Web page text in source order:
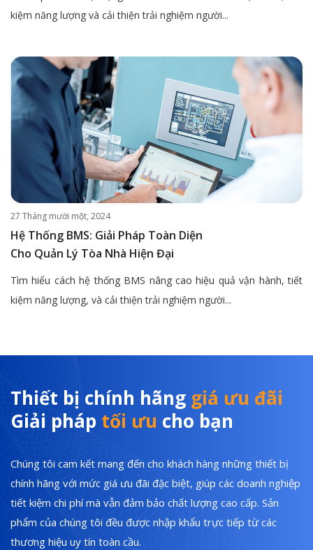
kiệm năng lượng và cải thiện trải nghiệm người...
27 Tháng mười một, 2024
Hệ Thống BMS: Giải Pháp Toàn Diện
Cho Quản Lý Tòa Nhà Hiện Đại
Tìm hiểu cách hệ thống BMS nâng cao hiệu quả vận hành, tiết
kiệm năng lượng, và cải thiện trải nghiệm người...
Thiết bị chính hãng giá ưu đãi
Giải pháp tối ưu cho bạn
Chúng tôi cam kết mang đến cho khách hàng những thiết bị
chính hãng với mức giá ưu đãi đặc biệt, giúp các doanh nghiệp
tiết kiệm chi phí mà vẫn đảm bảo chất lượng cao cấp. Sản
phẩm của chúng tôi đều được nhập khẩu trực tiếp từ các
thương hiệu uy tín toàn cầu.